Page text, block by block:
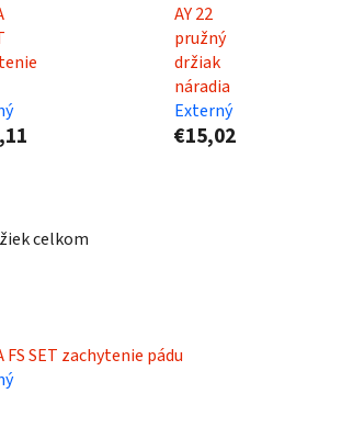
AY 22
pružný
držiak
náradia
Externý
€15,02
celkom
FS SET zachytenie pádu